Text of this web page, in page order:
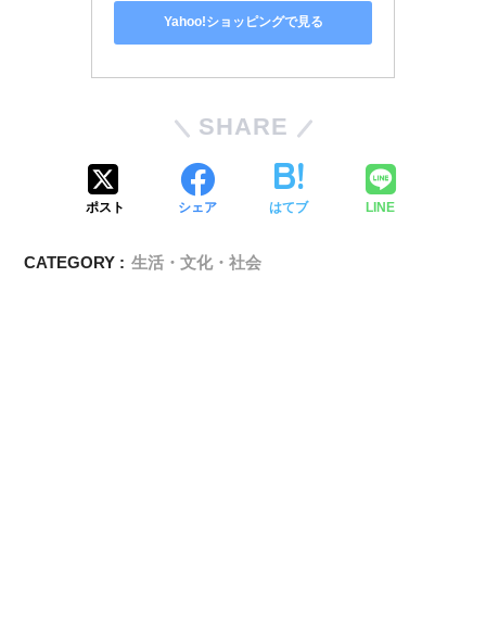
Yahoo!ショッピングで見る
SHARE
ポスト シェア はてブ LINE
CATEGORY : 生活・文化・社会